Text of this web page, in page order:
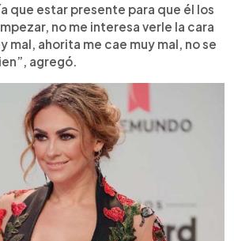
que estar presente para que él los
no me interesa verle la cara
mal, ahorita me cae muy mal, no se
agregó.